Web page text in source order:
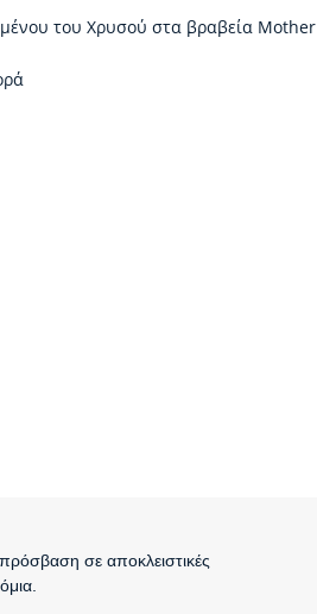
του Χρυσού στα βραβεία Mother
σε αποκλειστικές